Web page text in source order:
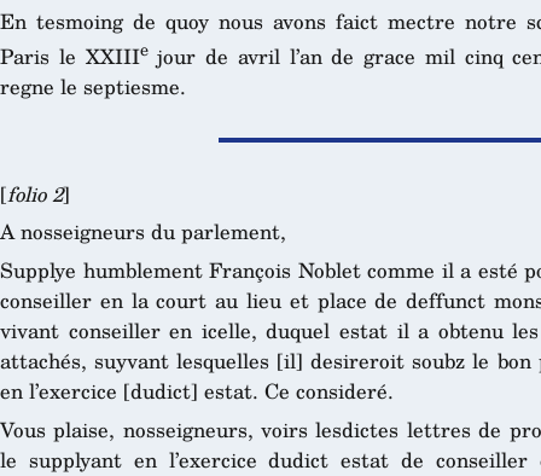
En tesmoing de quoy nous avons faict mectre notre
Paris le XXIIIejour de avril l’an de grace mil cinq
regne le septiesme.
[folio 2]
A nosseigneurs du parlement,
Supplye humblement François Noblet comme il a esté
conseiller en la court au lieu et place de deffunct
vivant conseiller en icelle, duquel estat il a obtenu
attachés, suyvant lesquelles [il] desireroit soubz le
en l’exercice [dudict] estat. Ce consideré.
Vous plaise, nosseigneurs, voirs lesdictes lettres de
le supplyant en l’exercice dudict estat de